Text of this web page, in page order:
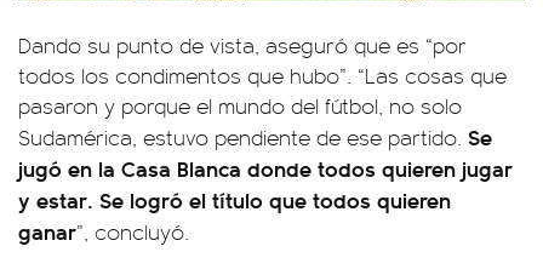
Dando su punto de vista, aseguró que es “por
todos los condimentos que hubo”. “Las cosas que
pasaron y porque el mundo del fútbol, no solo
Sudamérica, estuvo pendiente de ese partido. Se
jugó en la Casa Blanca donde todos quieren jugar
y estar. Se logró el título que todos quieren
ganar”, concluyó.